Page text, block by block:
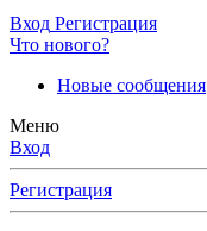
Вход Регистрация
Что нового?
Новые сообщения
Меню
Вход
Регистрация